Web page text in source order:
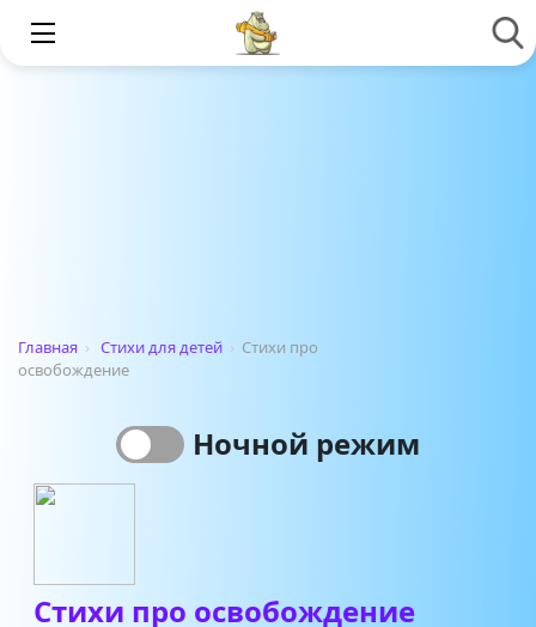
Главная › Стихи для детей › Стихи про
освобождение
Ночной режим
Стихи про освобождение